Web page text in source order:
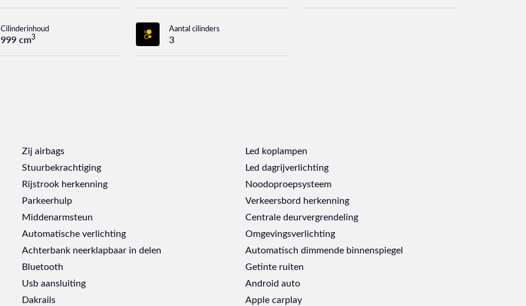
Cilinderinhoud
999 cm3
Aantal cilinders
3
Zij airbags
Stuurbekrachtiging
Rijstrook herkenning
Parkeerhulp
Middenarmsteun
Automatische verlichting
Achterbank neerklapbaar in delen
Bluetooth
Usb aansluiting
Dakrails
Led koplampen
Led dagrijverlichting
Noodoproepsysteem
Verkeersbord herkenning
Centrale deurvergrendeling
Omgevingsverlichting
Automatisch dimmende binnenspiegel
Getinte ruiten
Android auto
Apple carplay